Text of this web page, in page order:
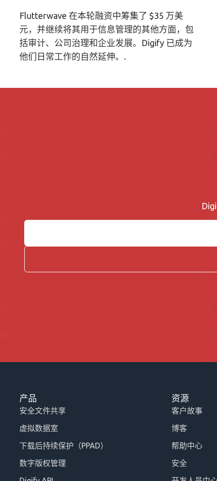
Flutterwave 在本轮融资中筹集了 $35 万美
元，并继续将其用于信息管理的其他方面，包
括审计、公司治理和企业发展。Digify 已成为
他们日常工作的自然延伸。.
产品
安全文件共享
虚拟数据室
下载后持续保护（PPAD）
数字版权管理
资源
客户故事
博客
帮助中心
安全